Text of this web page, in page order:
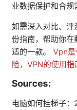
业数据保护和合规
如需深入对比、
份指南，帮助你
适的一款。 Vpn是
险，VPN的使用
Sources:
电脑如何挂梯子